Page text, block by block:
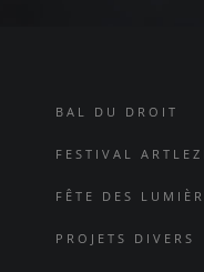
BAL DU DROIT
FESTIVAL
FÊTE DES
PROJETS DIVERS